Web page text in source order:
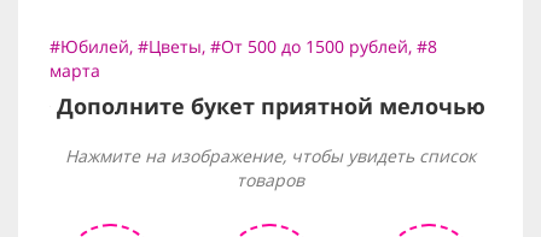
#Юбилей, #Цветы, #От 500 до 1500 рублей, #8
марта
Дополните букет приятной мелочью
Нажмите на изображение, чтобы увидеть список
товаров